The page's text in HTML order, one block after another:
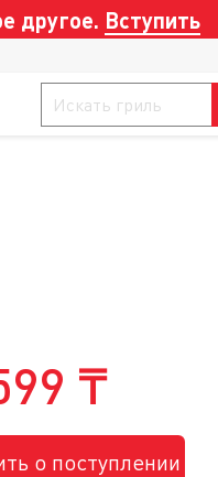
другое. Вступить
₸
о поступлении